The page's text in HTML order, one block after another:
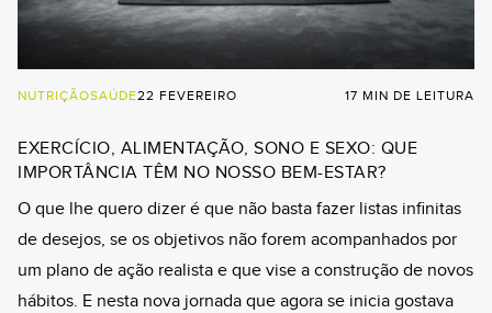
NUTRIÇÃOSAÚDE22 FEVEREIRO 17 MIN DE LEITURA
EXERCÍCIO, ALIMENTAÇÃO, SONO E SEXO: QUE
IMPORTÂNCIA TÊM NO NOSSO BEM-ESTAR?
O que lhe quero dizer é que não basta fazer listas infinitas
de desejos, se os objetivos não forem acompanhados por
um plano de ação realista e que vise a construção de novos
hábitos. E nesta nova jornada que agora se inicia gostava